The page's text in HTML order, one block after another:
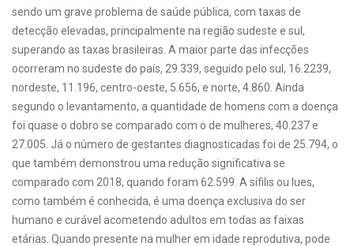
sendo um grave problema de saúde pública, com taxas de
detecção elevadas, principalmente na região sudeste e sul,
superando as taxas brasileiras. A maior parte das infecções
ocorreram no sudeste do país, 29.339, seguido pelo sul, 16.2239,
nordeste, 11.196, centro-oeste, 5.656, e norte, 4.860. Ainda
segundo o levantamento, a quantidade de homens com a doença
foi quase o dobro se comparado com o de mulheres, 40.237 e
27.005. Já o número de gestantes diagnosticadas foi de 25.794, o
que também demonstrou uma redução significativa se
comparado com 2018, quando foram 62.599. A sífilis ou lues,
como também é conhecida, é uma doença exclusiva do ser
humano e curável acometendo adultos em todas as faixas
etárias. Quando presente na mulher em idade reprodutiva, pode